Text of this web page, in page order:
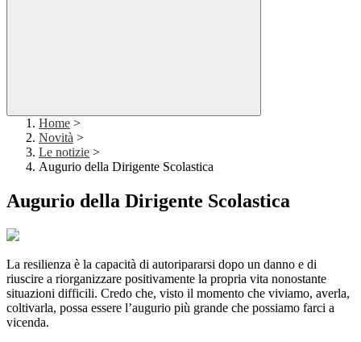
Home >
Novità >
Le notizie >
Augurio della Dirigente Scolastica
Augurio della Dirigente Scolastica
La resilienza è la capacità di autoripararsi dopo un danno e di
riuscire a riorganizzare positivamente la propria vita nonostante
situazioni difficili. Credo che, visto il momento che viviamo, averla,
coltivarla, possa essere l’augurio più grande che possiamo farci a
vicenda.